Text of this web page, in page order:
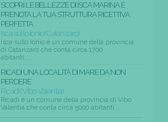
SCOPRI LE BELLEZZE DI ISCA MARINA E
PRENOTA LA TUA STRUTTURA RICETTIVA
PERFETTA
Isca sullo Ionio (Catanzaro)
Isca sullo Ionio è un comune della provincia
di Catanzaro che conta circa 1700
abitanti....
RICADI UNA LOCALITÀ DI MARE DA NON
PERDERE
Ricadi (Vibo Valentia)
Ricadi è un comune della provincia di Vibo
Valentia che conta circa 5000 abitanti....